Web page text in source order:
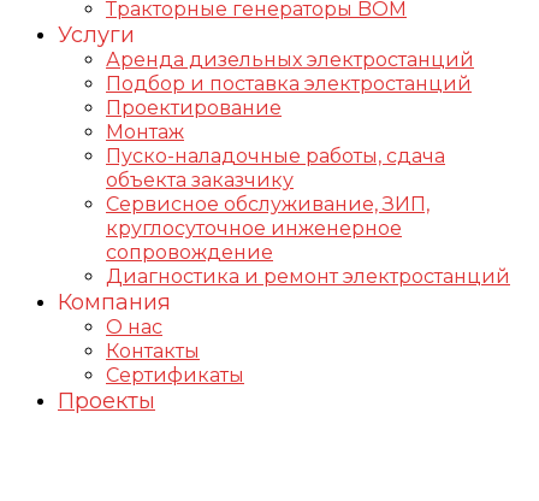
Тракторные генераторы BOM
Услуги
Аренда дизельных электростанций
Подбор и поставка электростанций
Проектирование
Монтаж
Пуско-наладочные работы, сдача
объекта заказчику
Сервисное обслуживание, ЗИП,
круглосуточное инженерное
сопровождение
Диагностика и ремонт электростанций
Компания
О нас
Контакты
Сертификаты
Проекты